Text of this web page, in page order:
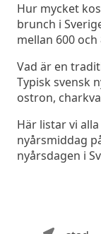
Hur mycket
brunch i
mellan 600
Vad är en
Typisk svensk
ostron,
Här listar vi
nyårsmiddag
nyårsdagen i